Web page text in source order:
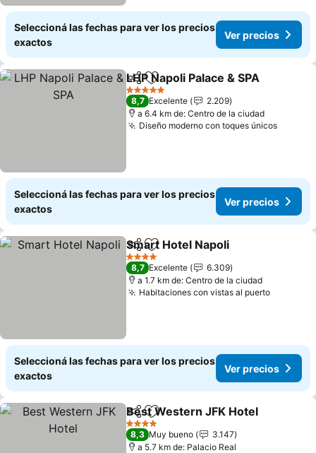
Seleccioná las fechas para ver los precios
exactos
Ver precios
CompartirAñadir a favoritos
LHP Napoli Palace & SPA
5 Estrellas
8,7 Excelente
2.209
a 6.4 km de: Centro de la ciudad
Diseño moderno con toques únicosVer
Seleccioná las fechas para ver los precios
exactos
Ver precios
CompartirAñadir a favoritos
Smart Hotel Napoli
4 Estrellas
8,7 Excelente
6.309
a 1.7 km de: Centro de la ciudad
Habitaciones con vistas al puertoVer
Seleccioná las fechas para ver los precios
exactos
Ver precios
CompartirAñadir a favoritos
Best Western JFK Hotel
4 Estrellas
8,3 Muy bueno
3.147
a 5.7 km de: Palacio Real